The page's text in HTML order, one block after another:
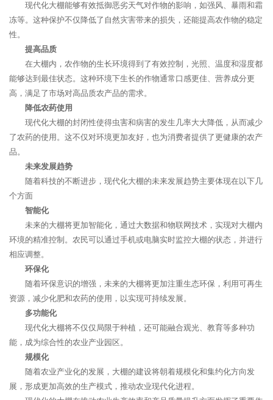
现代化大棚能够有效抵御恶劣天气对作物的影响，如强风、暴雨和霜
冻等。这种保护不仅降低了自然灾害带来的损失，还能提高农作物的稳定
性。
提高品质
在大棚内，农作物的生长环境得到了有效控制，光照、温度和湿度都
能够达到最佳状态。这种环境下生长的作物通常口感更佳、营养成分更
高，满足了市场对高品质农产品的需求。
降低农药使用
现代化大棚的封闭性使得虫害和病害的发生几率大大降低，从而减少
了农药的使用。这不仅对环境更加友好，也为消费者提供了更健康的农产
品。
未来发展趋势
随着科技的不断进步，现代化大棚的未来发展趋势主要体现在以下几
个方面
智能化
未来的大棚将更加智能化，通过大数据和物联网技术，实现对大棚内
环境的精准控制。农民可以通过手机或电脑实时监控大棚的状态，并进行
相应调整。
环保化
随着环保意识的增强，未来的大棚将更加注重生态环保，利用可再生
资源，减少化肥和农药的使用，以实现可持续发展。
多功能化
现代化大棚将不仅仅局限于种植，还可能融合观光、教育等多种功
能，成为综合性的农业产业园区。
规模化
随着农业产业化的发展，大棚的建设将朝着规模化和集约化方向发
展，形成更加高效的生产模式，推动农业现代化进程。